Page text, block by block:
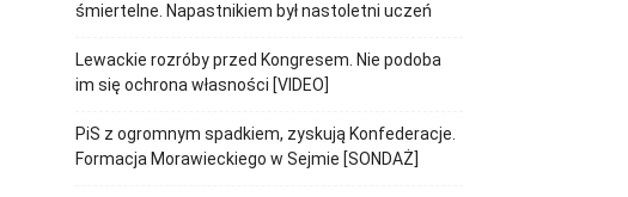
śmiertelne. Napastnikiem był nastoletni uczeń
Lewackie rozróby przed Kongresem. Nie podoba
im się ochrona własności [VIDEO]
PiS z ogromnym spadkiem, zyskują Konfederacje.
Formacja Morawieckiego w Sejmie [SONDAŻ]